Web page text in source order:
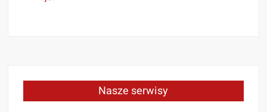
Nasze serwisy